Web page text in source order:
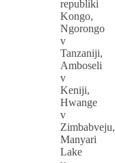
republiki
Kongo,
Ngorongo
v
Tanzaniji,
Amboseli
v
Keniji,
Hwange
v
Zimbabveju,
Manyari
Lake